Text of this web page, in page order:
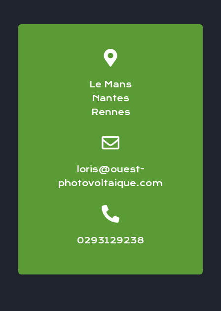
Le Mans
Nantes
Rennes
loris@ouest-
photovoltaique.com
0293129238